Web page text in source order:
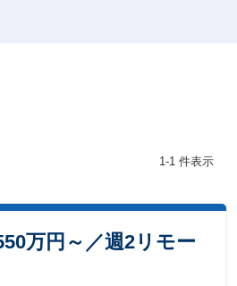
1-1 件表示
万円～／週2リモー